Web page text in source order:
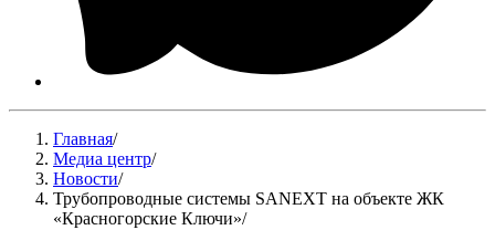
Главная/
Медиа центр/
Новости/
Трубопроводные системы SANEXT на объекте ЖК
«Красногорские Ключи»/